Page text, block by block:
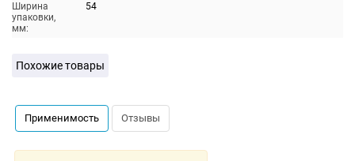
Ширина
упаковки,
мм:
54
Похожие товары
Применимость Отзывы